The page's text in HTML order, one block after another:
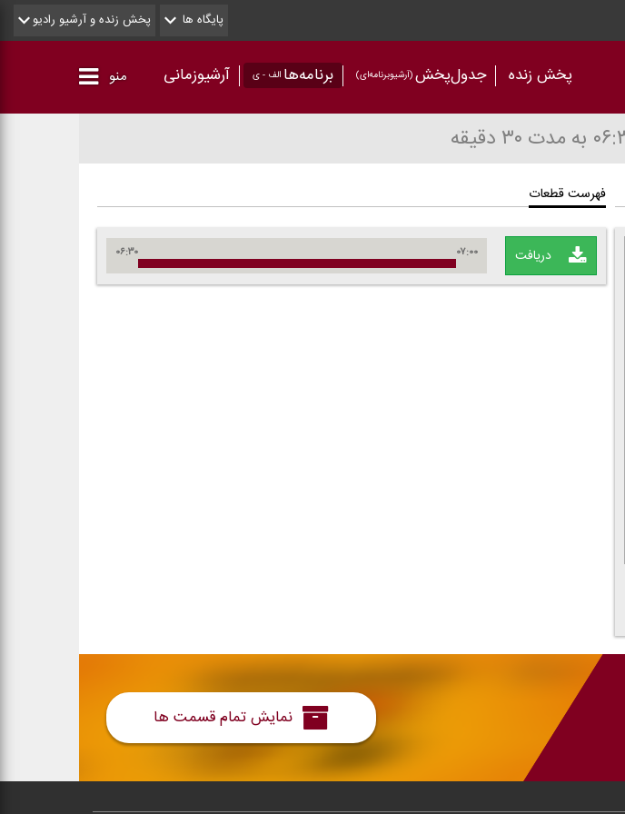
پایگاه ها پخش زنده و آرشیو رادیو
پخش زنده جدول‌پخش(آرشیو‌برنامه‌ای) برنامه‌ها الف - ی آرشیوزمانی منو
به مدت ۳۰ دقیقه
فهرست قطعات
دریافت ۰۶:۳۰ ۰۷:۰۰
نمایش تمام قسمت ها